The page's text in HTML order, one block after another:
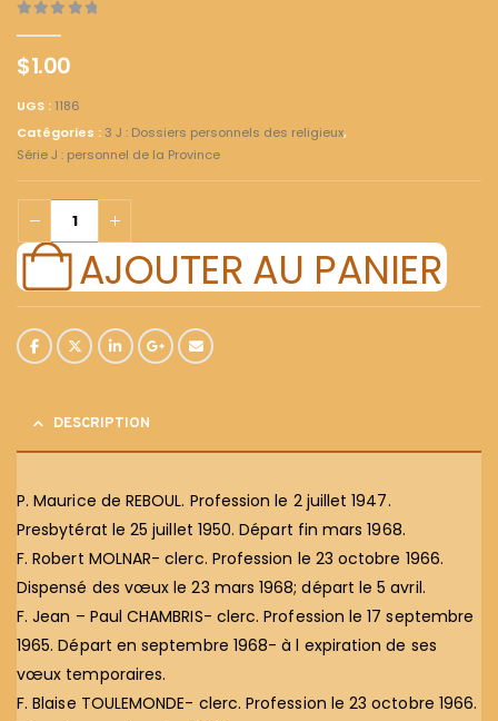
$1.00
UGS : 1186
Catégories : 3 J : Dossiers personnels des religieux,
Série J : personnel de la Province
AJOUTER AU PANIER
DESCRIPTION
P. Maurice de REBOUL. Profession le 2 juillet 1947.
Presbytérat le 25 juillet 1950. Départ fin mars 1968.
F. Robert MOLNAR- clerc. Profession le 23 octobre 1966.
Dispensé des vœux le 23 mars 1968; départ le 5 avril.
F. Jean – Paul CHAMBRIS- clerc. Profession le 17 septembre
1965. Départ en septembre 1968- à l expiration de ses
vœux temporaires.
F. Blaise TOULEMONDE- clerc. Profession le 23 octobre 1966.